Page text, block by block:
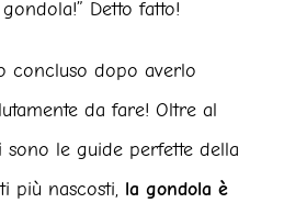
Detto fatto!
concluso dopo averlo
da fare! Oltre al
le guide perfette della
più nascosti, la gondola è